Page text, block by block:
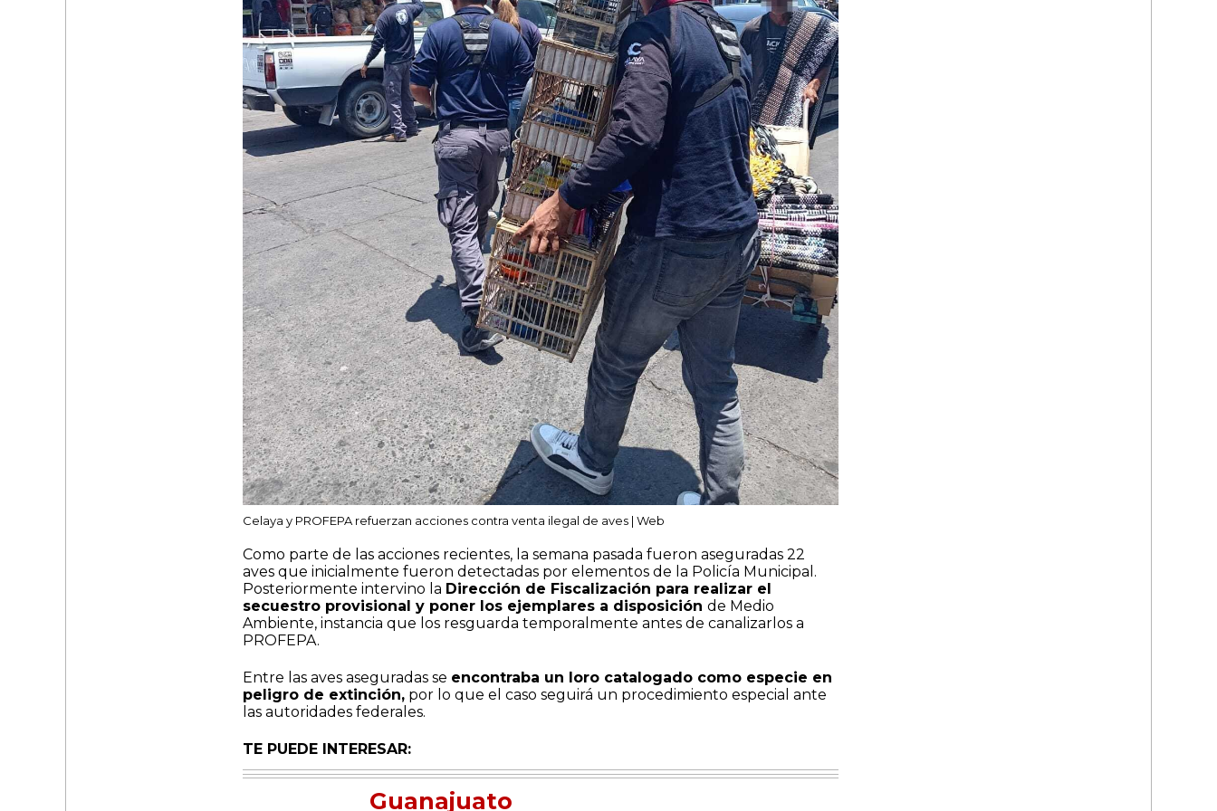
Celaya y PROFEPA refuerzan acciones contra venta ilegal de aves | Web
Como parte de las acciones recientes, la semana pasada fueron aseguradas 22
aves que inicialmente fueron detectadas por elementos de la Policía Municipal.
Posteriormente intervino la Dirección de Fiscalización para realizar el
secuestro provisional y poner los ejemplares a disposición de Medio
Ambiente, instancia que los resguarda temporalmente antes de canalizarlos a
PROFEPA.
Entre las aves aseguradas se encontraba un loro catalogado como especie en
peligro de extinción, por lo que el caso seguirá un procedimiento especial ante
las autoridades federales.
TE PUEDE INTERESAR:
Guanajuato